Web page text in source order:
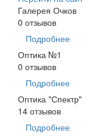
Галерея Очков
0 отзывов
Подробнее
Оптика №1
0 отзывов
Подробнее
Оптика "Спектр"
14 отзывов
Подробнее